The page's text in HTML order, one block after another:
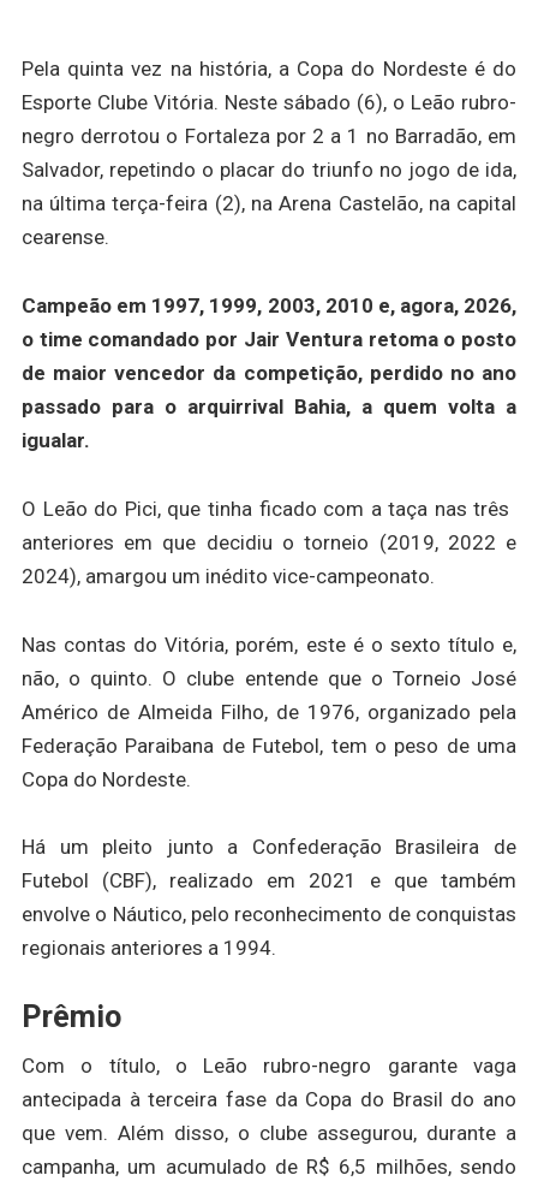
Pela quinta vez na história, a Copa do Nordeste é do
Esporte Clube Vitória. Neste sábado (6), o Leão rubro-
negro derrotou o Fortaleza por 2 a 1 no Barradão, em
Salvador, repetindo o placar do triunfo no jogo de ida,
na última terça-feira (2), na Arena Castelão, na capital
cearense.
Campeão em 1997, 1999, 2003, 2010 e, agora, 2026,
o time comandado por Jair Ventura retoma o posto
de maior vencedor da competição, perdido no ano
passado para o arquirrival Bahia, a quem volta a
igualar.
O Leão do Pici, que tinha ficado com a taça nas três ​
anteriores em que decidiu o torneio (2019, 2022 e
2024), amargou um inédito vice-campeonato.
Nas contas do Vitória, porém, este é o sexto título e,
não, o quinto. O clube entende que o Torneio José
Américo de Almeida Filho, de 1976, organizado pela
Federação Paraibana de Futebol, tem o peso de uma
Copa do Nordeste.
Há um pleito junto a Confederação Brasileira de
Futebol (CBF), realizado em 2021 e que também
envolve o Náutico, pelo reconhecimento de conquistas
regionais anteriores a 1994.
Prêmio
Com o título, o Leão rubro-negro garante vaga
antecipada à terceira fase da Copa do Brasil do ano
que vem. Além disso, o clube assegurou, durante a
campanha, um acumulado de R$ 6,5 milhões, sendo